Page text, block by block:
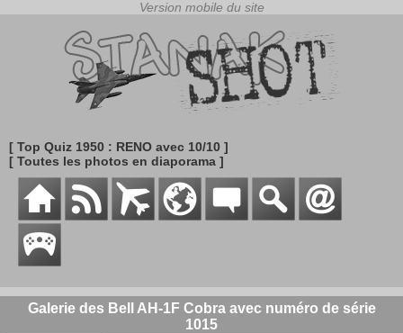
[ Top Quiz 1950 : RENO avec 10/10 ]
[ Toutes les photos en diaporama ]
Galerie des Bell AH-1F Cobra avec numéro de série
1015